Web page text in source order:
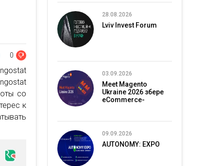
0
со
к
28.08.2026
Lviv Invest Forum
03.09.2026
Meet Magento
Ukraine 2026 збере
eCommerce-
09.09.2026
AUTONOMY: EXPO